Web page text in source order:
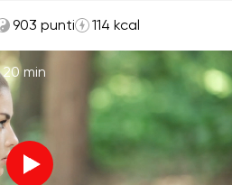
903 punti 114 kcal
20 min